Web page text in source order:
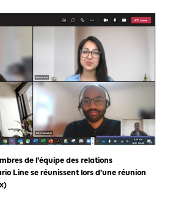
de l'équipe des relations
Line se réunissent lors d'une réunion